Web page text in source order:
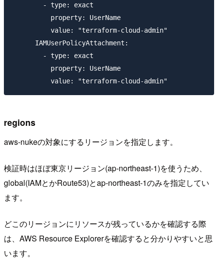
        - type: exact
          property: UserName
          value: "terraform-cloud-admin"
      IAMUserPolicyAttachment:
        - type: exact
          property: UserName
regions
aws-nukeの対象にするリージョンを指定します。
検証時はほぼ東京リージョン(ap-northeast-1)を使うため、
global(IAMとかRoute53)とap-northeast-1のみを指定してい
ます。
どこのリージョンにリソースが残っているかを確認する際
は、AWS Resource Explorerを確認すると分かりやすいと思
います。